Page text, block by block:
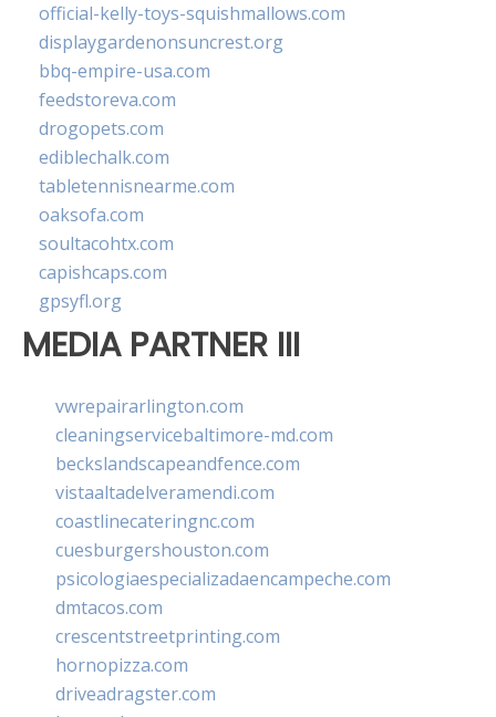
official-kelly-toys-squishmallows.com
displaygardenonsuncrest.org
bbq-empire-usa.com
feedstoreva.com
drogopets.com
ediblechalk.com
tabletennisnearme.com
oaksofa.com
soultacohtx.com
capishcaps.com
gpsyfl.org
MEDIA PARTNER III
vwrepairarlington.com
cleaningservicebaltimore-md.com
beckslandscapeandfence.com
vistaaltadelveramendi.com
coastlinecateringnc.com
cuesburgershouston.com
psicologiaespecializadaencampeche.com
dmtacos.com
crescentstreetprinting.com
hornopizza.com
driveadragster.com